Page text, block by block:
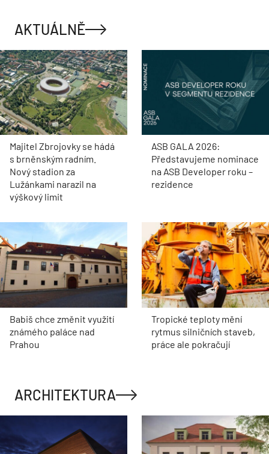
AKTUÁLNĚ
Majitel Zbrojovky se hádá
s brněnským radním.
Nový stadion za
Lužánkami narazil na
výškový limit
ASB GALA 2026:
Představujeme nominace
na ASB Developer roku –
rezidence
Babiš chce změnit využití
známého paláce nad
Prahou
Tropické teploty mění
rytmus silničních staveb,
práce ale pokračují
ARCHITEKTURA